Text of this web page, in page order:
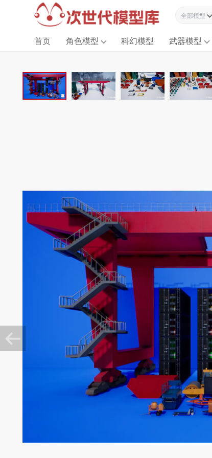
全部模型资
首页 角色模型 科幻模型 武器模型